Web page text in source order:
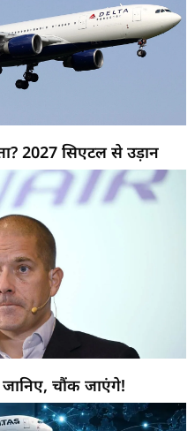
2027 सिएटल से उड़ान
चौंक जाएंगे!